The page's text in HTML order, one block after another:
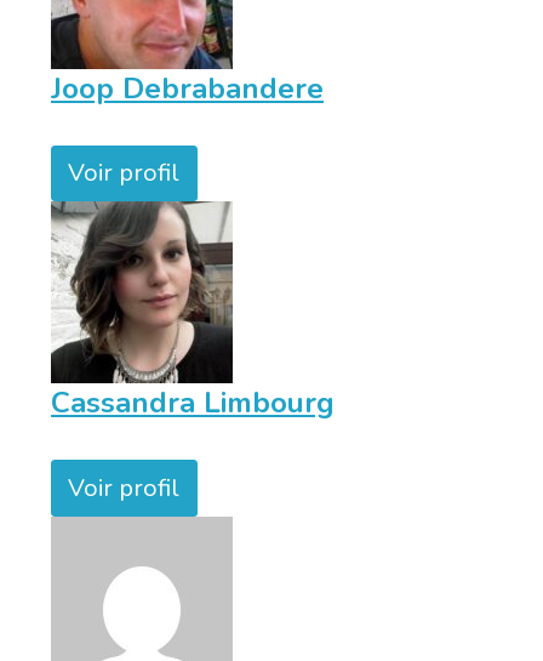
Joop Debrabandere
Voir profil
Cassandra Limbourg
Voir profil